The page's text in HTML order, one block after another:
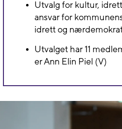
Utvalg for kultur,
ansvar for
idrett og
Utvalget har 11
er Ann Elin Piel (V)